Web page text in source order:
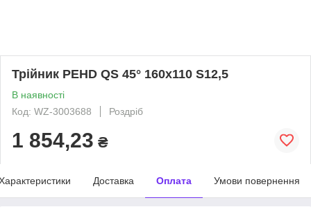
Трійник PEHD QS 45° 160x110 S12,5
В наявності
Код: WZ-3003688
Роздріб
1 854,23 ₴
Доставка Оплата Умови повернення